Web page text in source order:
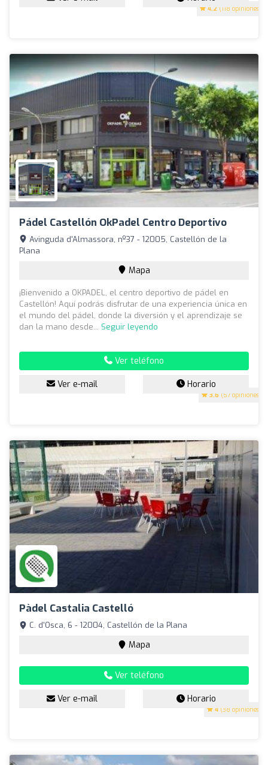
4.2 (118 opiniones)
Pádel Castellón OkPadel Centro Deportivo
3.6 (57 opiniones)
Avinguda d'Almassora, nº37 - 12005, Castellón de la
Plana
Mapa
¡Bienvenido a OKPADEL, el centro deportivo de pádel en
Castellón! Aquí podrás disfrutar de una experiencia única en
el mundo del pádel, donde la diversión y el aprendizaje se
dan la mano desde... Seguir leyendo
Ver teléfono
Ver e-mail Horario
Pàdel Castalia Castelló
4 (38 opiniones)
C. d'Osca, 6 - 12004, Castellón de la Plana
Mapa
Ver teléfono
Ver e-mail Horario